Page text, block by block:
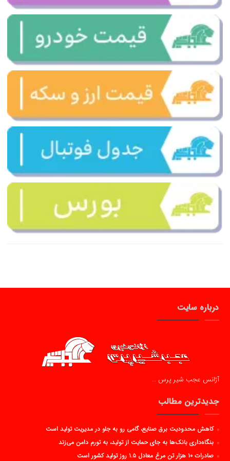
درباره سایت
آژانس عجب شیر پرس …
جدیدترین مطالب
کاهش محدودیت برق صنایع، گامی رو به جلو در مدیریت تولید است
بنگاه‌داری بانک‌ها به جای حمایت از تولید، به تورم دامن می‌زند
صادرات ۱۰ هزار تن مرغ معادل ۱.۵ روز تولید کشور است